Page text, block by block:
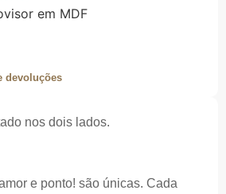
nos dois lados.
e ponto! são únicas. Cada
em MDF
devoluções